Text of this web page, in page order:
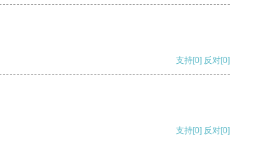
支持[0] 反对[0]
支持[0] 反对[0]